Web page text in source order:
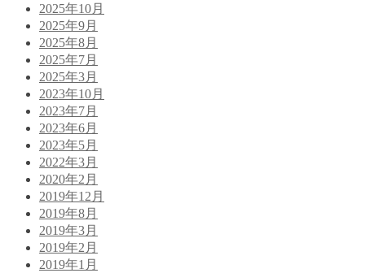
2025年10月
2025年9月
2025年8月
2025年7月
2025年3月
2023年10月
2023年7月
2023年6月
2023年5月
2022年3月
2020年2月
2019年12月
2019年8月
2019年3月
2019年2月
2019年1月